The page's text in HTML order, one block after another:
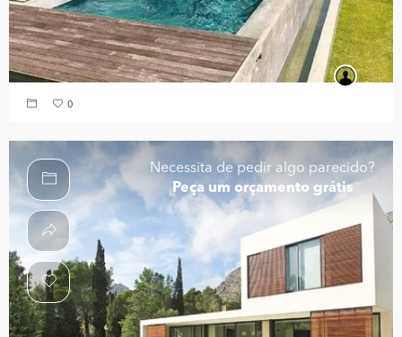
0
Necessita de pedir algo parecido?
Peça um orçamento grátis